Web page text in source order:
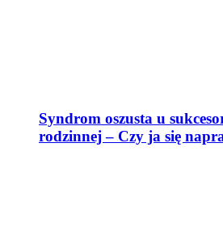
Syndrom oszusta u
rodzinnej – Czy ja się